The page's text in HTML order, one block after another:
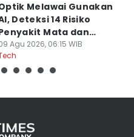
Melawai Gunakan
Deteksi 14 Risiko
Mata dan
Agu 2026, 06:15 WIB